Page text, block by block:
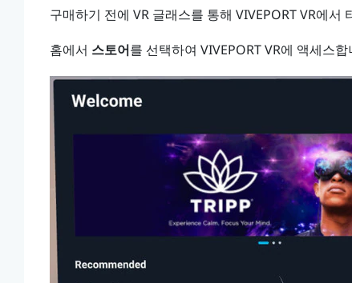
구매하기 전에 VR 글래스를 통해 VIVEPORTVR에서
홈에서 스토어를 선택하여 VIVEPORTVR에 액세스합